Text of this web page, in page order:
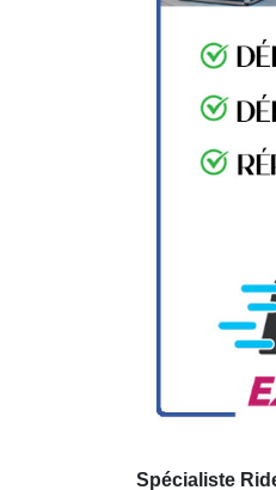
Spécialiste